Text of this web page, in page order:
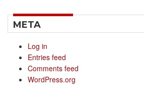
META
Log in
Entries feed
Comments feed
WordPress.org